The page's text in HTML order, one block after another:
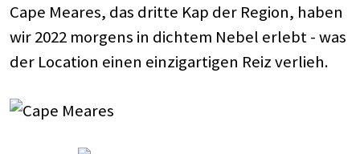
Cape Meares, das dritte Kap der Region, haben
wir 2022 morgens in dichtem Nebel erlebt - was
der Location einen einzigartigen Reiz verlieh.